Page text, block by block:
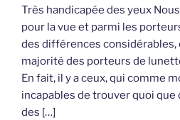
Très handicapée des yeux
pour la vue et parmi les
des différences considérables,
majorité des porteurs de
En fait, il y a ceux, qui comme
incapables de trouver quoi que
des […]